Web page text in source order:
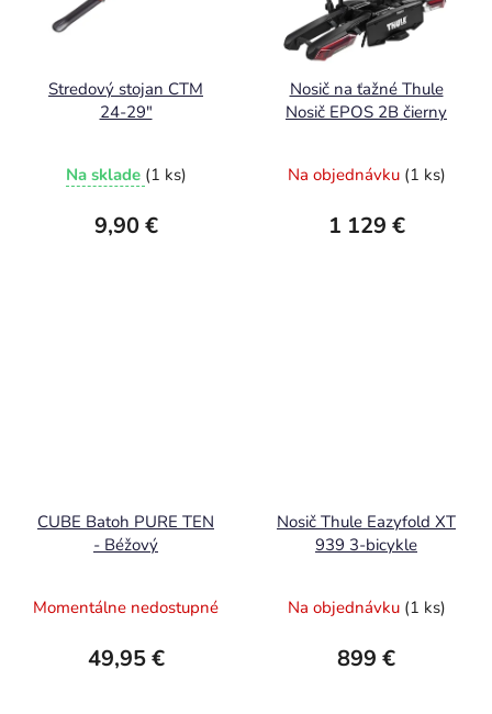
Stredový stojan CTM
24-29"
Na sklade (1 ks)
9,90 €
Nosič na ťažné Thule
Nosič EPOS 2B čierny
Na objednávku (1 ks)
1 129 €
CUBE Batoh PURE TEN
- Béžový
Momentálne nedostupné
49,95 €
Nosič Thule Eazyfold XT
939 3-bicykle
Na objednávku (1 ks)
899 €